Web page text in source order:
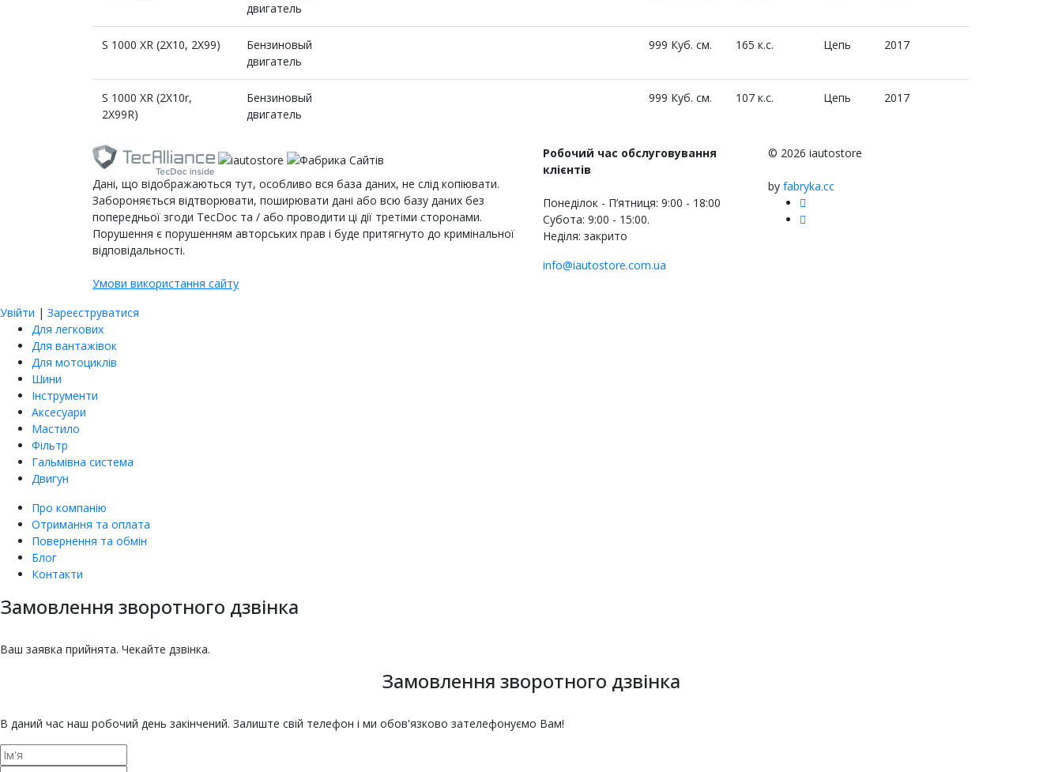
двигатель
S 1000 XR (2X10, 2X99)
Бензиновый
двигатель
999 Куб. см. 165 к.с. Цепь 2017
S 1000 XR (2X10r,
2X99R)
Бензиновый
двигатель
999 Куб. см. 107 к.с. Цепь 2017
Дані, що відображаються тут, особливо вся база даних, не слід копіювати.
Забороняється відтворювати, поширювати дані або всю базу даних без
попередньої згоди TecDoc та / або проводити ці дії третіми сторонами.
Порушення є порушенням авторських прав і буде притягнуто до кримінальної
відповідальності.
Умови використання сайту
Робочий час обслуговування
клієнтів
Понеділок - П’ятниця: 9:00 - 18:00
Субота: 9:00 - 15:00.
Неділя: закрито
info@iautostore.com.ua
© 2026 iautostore
by fabryka.cc
Увійти | Зареєструватися
Для легкових
Для вантажівок
Для мотоциклів
Шини
Інструменти
Аксесуари
Мастило
Фільтр
Гальмівна система
Двигун
Про компанію
Отримання та оплата
Повернення та обмін
Блог
Контакти
Замовлення зворотного дзвінка
Ваш заявка прийнята. Чекайте дзвінка.
Замовлення зворотного дзвінка
В даний час наш робочий день закінчений. Залиште свій телефон і ми обов'язково зателефонуємо Вам!